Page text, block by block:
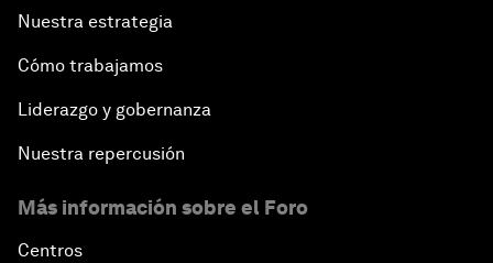
Nuestra estrategia
Cómo trabajamos
Liderazgo y gobernanza
Nuestra repercusión
Más información sobre el Foro
Centros